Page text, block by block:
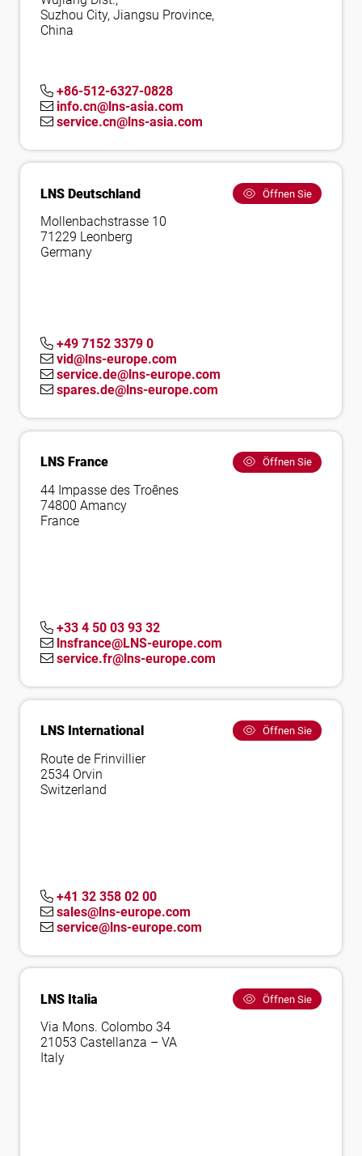
Suzhou City, Jiangsu Province,
China
+86-512-6327-0828
info.cn@lns-asia.com
service.cn@lns-asia.com
LNS Deutschland Öffnen Sie
Mollenbachstrasse 10
71229 Leonberg
Germany
+49 7152 3379 0
vid@lns-europe.com
service.de@lns-europe.com
spares.de@lns-europe.com
LNS France Öffnen Sie
44 Impasse des Troênes
74800 Amancy
France
+33 4 50 03 93 32
lnsfrance@LNS-europe.com
service.fr@lns-europe.com
LNS International Öffnen Sie
Route de Frinvillier
2534 Orvin
Switzerland
+41 32 358 02 00
sales@lns-europe.com
service@lns-europe.com
LNS Italia Öffnen Sie
Via Mons. Colombo 34
21053 Castellanza – VA
Italy